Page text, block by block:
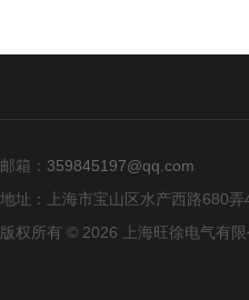
邮箱： 359845197@qq.com
地址：上海市宝山区水产西路680弄
版权所有 © 2026 上海旺徐电气有